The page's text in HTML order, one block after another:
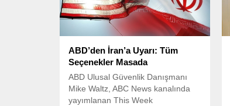
ABD’den İran’a Uyarı: Tüm
Seçenekler Masada
ABD Ulusal Güvenlik Danışmanı
Mike Waltz, ABC News kanalında
yayımlanan This Week